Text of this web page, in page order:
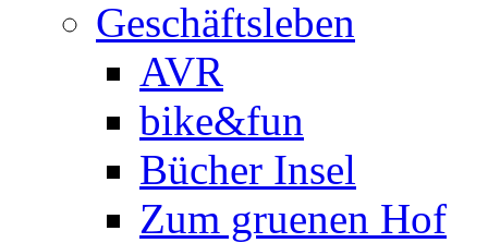
Geschäftsleben
AVR
bike&fun
Bücher Insel
Zum gruenen Hof